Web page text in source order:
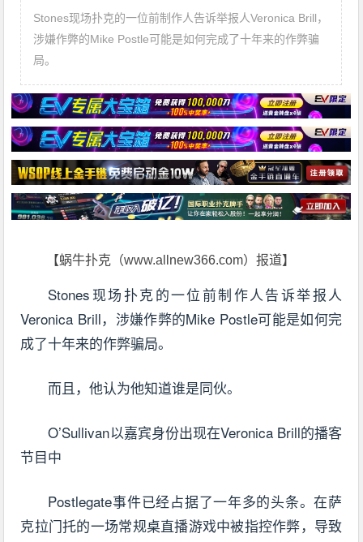
Stones现场扑克的一位前制作人告诉举报人Veronica Brill，
涉嫌作弊的Mike Postle可能是如何完成了十年来的作弊骗
局。
【蜗牛扑克（www.allnew366.com）报道】
Stones现场扑克的一位前制作人告诉举报人
Veronica Brill，涉嫌作弊的Mike Postle可能是如何完
成了十年来的作弊骗局。
而且，他认为他知道谁是同伙。
O’Sullivan以嘉宾身份出现在Veronica Brill的播客
节目中
Postlegate事件已经占据了一年多的头条。在萨
克拉门托的一场常规桌直播游戏中被指控作弊，导致